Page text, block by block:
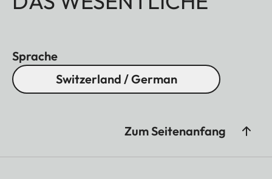
Sprache
Switzerland / German
Zum Seitenanfang